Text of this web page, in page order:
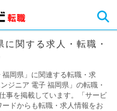
関する求人・転職・
岡県」に関連する転職・求
ジニア 電子 福岡県」の転職・
事を掲載しています。「サービ
ドからも転職・求人情報をお